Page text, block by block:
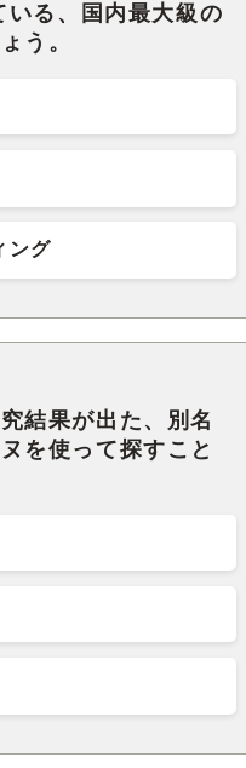
る、国内最大級の
う。
ング
結果が出た、別名
を使って探すこと